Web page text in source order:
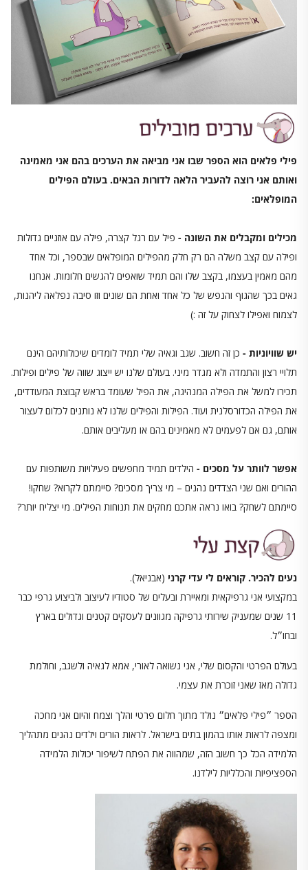
פילי פלאים הוא הספר שבו אני מביאה את הערכים בהם אני מאמינה
ואותם אני רוצה להעביר הלאה לדורות הבאים. בעולם הפילים
המופלאים:
מכילים ומקבלים את השונה - פיל עם רגל קצרה, פילה עם אוזניים גדולות
ופילה עם קצב משלה הם רק חלק מהפילים המופלאים שבספר, וכל אחד
מהם מאמין בעצמו, בקצב שלו והם תמיד שואפים להגשים חלומות. אנחנו
גאים בכך שהגוף והנפש של כל אחד ואחת הם שונים וזו סיבה נפלאה ליהנות,
לצמוח ואפילו לצחוק על זה :)
יש שוויוניות - כן זה חשוב. שגב וגאיה שלי תמיד לומדים שיכולותיהם הינם
תלויי רצון והתמדה ולא מגדר מיני. בעולם שלנו יש ייצוג שווה של פילים ופילות.
תכירו למשל את הפילה המנהיגה, את הפיל שעומד בראש קבוצת המעודדים,
את הפילה הכדורסלנית ועוד. הפילות והפילים שלנו לא נותנים לכלום לעצור
אותם, גם אם לפעמים לא מאמינים בהם או מעליבים אותם.
אפשר לוותר על מסכים - הילדים תמיד מחפשים פעילויות משותפות עם
ההורים ואם שני הצדדים נהנים – מי צריך מסכים? סיימתם לקרוא? שחקו!
סיימתם לשחק? בואו נראה אתכם מחקים את תנוחות הפילים. מי יצליח יותר?
נעים להכיר. קוראים לי עדי קרני (אבניאל).
במקצועי אני גרפיקאית ומאיירת ובעלים של סטודיו לעיצוב ולביצוע גרפי כבר
11 שנים שמעניק שירותי גרפיקה מגוונים לעסקים קטנים וגדולים בארץ
ובחו״ל.
בעולם הפרטי והקסום שלי, אני נשואה לאורי, אמא לגאיה ולשגב, וחולמת
גדולה מאז שאני זוכרת את עצמי.
הספר ״פילי פלאים״ נולד מתוך חלום פרטי והלך וצמח והיום אני מחכה
ומצפה לראות אותו בהמון בתים בישראל. לראות הורים וילדים נהנים מתהליך
הלמידה הכל כך חשוב הזה, שמהווה את הפתח לשיפור יכולות הלמידה
הספציפיות והכלליות לילדנו.